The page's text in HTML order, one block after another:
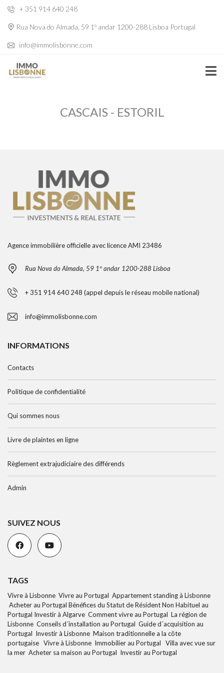
+ 351 914 640 248
Rua Nova do Almada, 59 1º andar 1200-288 Lisboa Portugal
info@immolisbonne.com
CASCAIS - ESTORIL
Agence immobilière officielle avec licence AMI 23486
Rua Nova do Almada, 59 1º andar 1200-288 Lisboa
+ 351 914 640 248 (appel depuis le réseau mobile national)
info@immolisbonne.com
INFORMATIONS
Contacts
Politique de confidentialité
Qui sommes nous
Livre de plaintes en ligne
Règlement extrajudiciaire des différends
Admin
SUIVEZ NOUS
TAGS
Vivre à Lisbonne Vivre au Portugal Appartement standing à Lisbonne
Acheter au Portugal Bénéfices du Statut de Résident Non Habituel au
Portugal Investir à Algarve Comment vivre au Portugal La région de
Lisbonne Conseils d´installation au Portugal Guide d´acquisition au
Portugal Investir à Lisbonne Maison traditionnelle a la côte
portugaise Vivre à Lisbonne Immobilier au Portugal Villa avec vue sur
la mer Acheter sa maison au Portugal Investir au Portugal